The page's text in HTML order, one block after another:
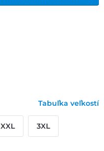
Tabuľka veľkostí
XXL 3XL